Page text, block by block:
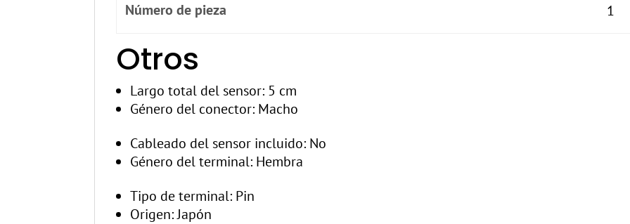
Número de pieza 1
Otros
Largo total del sensor: 5 cm
Género del conector: Macho
Cableado del sensor incluido: No
Género del terminal: Hembra
Tipo de terminal: Pin
Origen: Japón